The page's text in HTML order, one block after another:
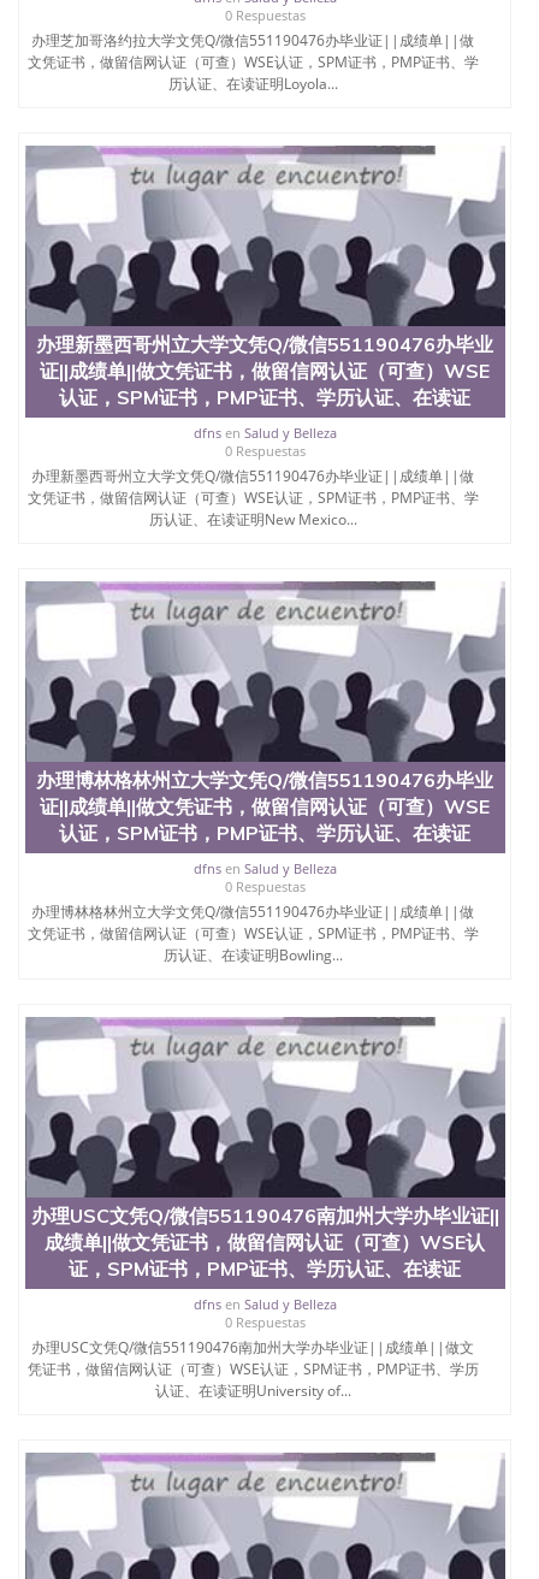
0 Respuestas
办理芝加哥洛约拉大学文凭Q/微信551190476办毕业证||成绩单||做
文凭证书，做留信网认证（可查）WSE认证，SPM证书，PMP证书、学
历认证、在读证明Loyola...
办理新墨西哥州立大学文凭Q/微信551190476办毕业
证||成绩单||做文凭证书，做留信网认证（可查）WSE
认证，SPM证书，PMP证书、学历认证、在读证
dfnsen Salud y Belleza
0 Respuestas
办理新墨西哥州立大学文凭Q/微信551190476办毕业证||成绩单||做
文凭证书，做留信网认证（可查）WSE认证，SPM证书，PMP证书、学
历认证、在读证明New Mexico...
办理博林格林州立大学文凭Q/微信551190476办毕业
证||成绩单||做文凭证书，做留信网认证（可查）WSE
认证，SPM证书，PMP证书、学历认证、在读证
dfnsen Salud y Belleza
0 Respuestas
办理博林格林州立大学文凭Q/微信551190476办毕业证||成绩单||做
文凭证书，做留信网认证（可查）WSE认证，SPM证书，PMP证书、学
历认证、在读证明Bowling...
办理USC文凭Q/微信551190476南加州大学办毕业证||
成绩单||做文凭证书，做留信网认证（可查）WSE认
证，SPM证书，PMP证书、学历认证、在读证
dfnsen Salud y Belleza
0 Respuestas
办理USC文凭Q/微信551190476南加州大学办毕业证||成绩单||做文
凭证书，做留信网认证（可查）WSE认证，SPM证书，PMP证书、学历
认证、在读证明University of...